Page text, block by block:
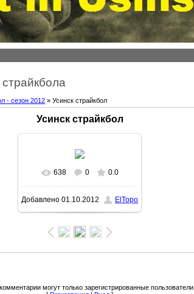
- сезон 2012 » Усинск страйкбол
Усинск страйкбол
638 0 0.0
Добавлено 01.10.2012 ElTopo
могут только зарегистрированные пользователи.